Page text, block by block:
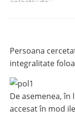
Persoana
integralitate
De asemenea, în
accesat în mod